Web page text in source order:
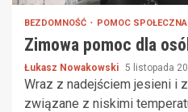
BEZDOMNOŚĆ POMOC SPOŁECZNA
Zimowa pomoc dla
Łukasz Nowakowski 5 listopada
Wraz z nadejściem jesieni i
związane z niskimi